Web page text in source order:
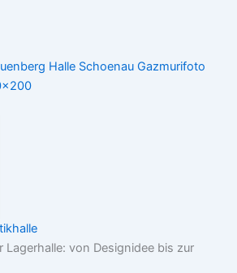
Lagerhalle: von Designidee bis zur